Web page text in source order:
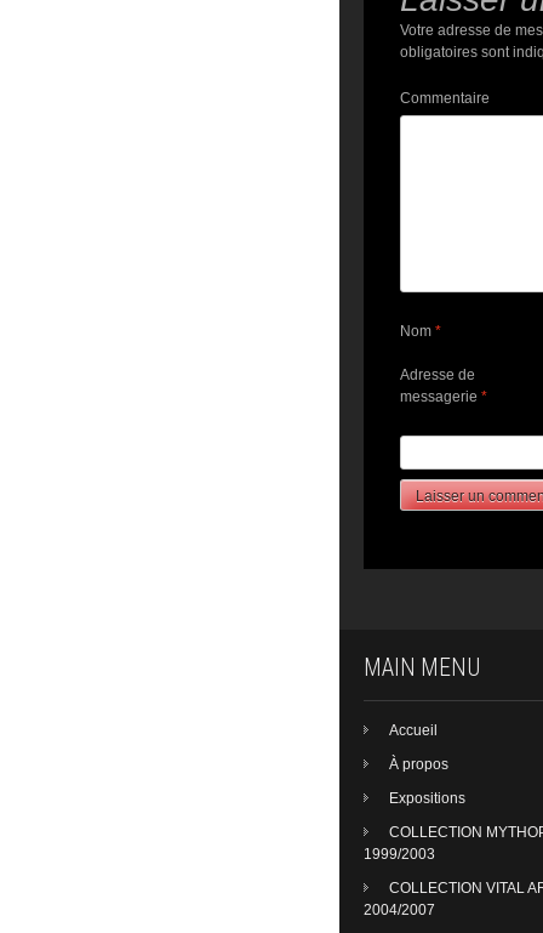
Votre adresse de
obligatoires sont
Commentaire
Nom *
Adresse de
messagerie *
MAIN MENU
Accueil
À propos
Expositions
COLLECTION
1999/2003
COLLECTION VITAL
2004/2007